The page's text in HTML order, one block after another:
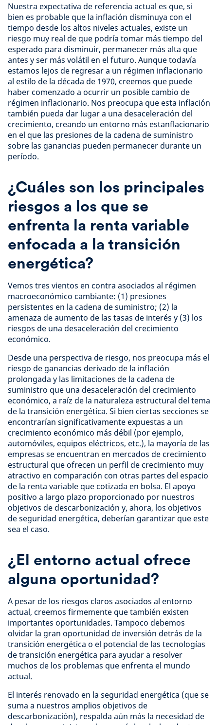
Nuestra expectativa de referencia actual es que, si
bien es probable que la inflación disminuya con el
tiempo desde los altos niveles actuales, existe un
riesgo muy real de que podría tomar más tiempo del
esperado para disminuir, permanecer más alta que
antes y ser más volátil en el futuro. Aunque todavía
estamos lejos de regresar a un régimen inflacionario
al estilo de la década de 1970, creemos que puede
haber comenzado a ocurrir un posible cambio de
régimen inflacionario. Nos preocupa que esta inflación
también pueda dar lugar a una desaceleración del
crecimiento, creando un entorno más estanflacionario
en el que las presiones de la cadena de suministro
sobre las ganancias pueden permanecer durante un
período.
¿Cuáles son los principales
riesgos a los que se
enfrenta la renta variable
enfocada a la transición
energética?
Vemos tres vientos en contra asociados al régimen
macroeconómico cambiante: (1) presiones
persistentes en la cadena de suministro; (2) la
amenaza de aumento de las tasas de interés y (3) los
riesgos de una desaceleración del crecimiento
económico.
Desde una perspectiva de riesgo, nos preocupa más el
riesgo de ganancias derivado de la inflación
prolongada y las limitaciones de la cadena de
suministro que una desaceleración del crecimiento
económico, a raíz de la naturaleza estructural del tema
de la transición energética. Si bien ciertas secciones se
encontrarían significativamente expuestas a un
crecimiento económico más débil (por ejemplo,
automóviles, equipos eléctricos, etc.), la mayoría de las
empresas se encuentran en mercados de crecimiento
estructural que ofrecen un perfil de crecimiento muy
atractivo en comparación con otras partes del espacio
de la renta variable que cotizada en bolsa. El apoyo
positivo a largo plazo proporcionado por nuestros
objetivos de descarbonización y, ahora, los objetivos
de seguridad energética, deberían garantizar que este
sea el caso.
¿El entorno actual ofrece
alguna oportunidad?
A pesar de los riesgos claros asociados al entorno
actual, creemos firmemente que también existen
importantes oportunidades. Tampoco debemos
olvidar la gran oportunidad de inversión detrás de la
transición energética o el potencial de las tecnologías
de transición energética para ayudar a resolver
muchos de los problemas que enfrenta el mundo
actual.
El interés renovado en la seguridad energética (que se
suma a nuestros amplios objetivos de
descarbonización), respalda aún más la necesidad de